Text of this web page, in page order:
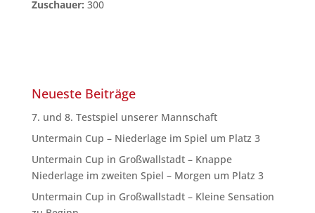
Zuschauer: 300
Neueste Beiträge
7. und 8. Testspiel unserer Mannschaft
Untermain Cup – Niederlage im Spiel um Platz 3
Untermain Cup in Großwallstadt – Knappe
Niederlage im zweiten Spiel – Morgen um Platz 3
Untermain Cup in Großwallstadt – Kleine Sensation